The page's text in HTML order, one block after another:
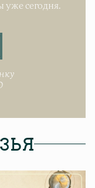
уже сегодня.